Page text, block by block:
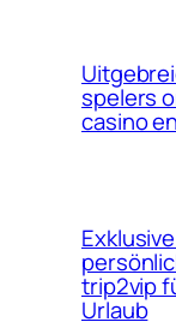
spelers
casino
trip2vip
Urlaub